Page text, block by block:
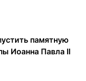
памятную
Иоанна Павла II